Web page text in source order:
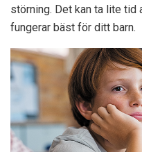
störning. Det kan ta lite
fungerar bäst för ditt barn.